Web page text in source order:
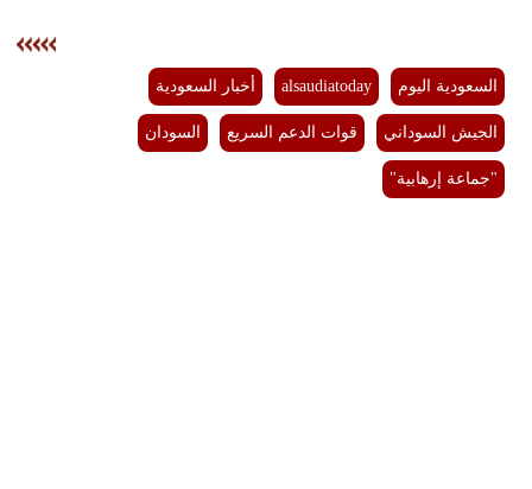
السعودية اليوم alsaudiatoday أخبار السعودية
الجيش السوداني قوات الدعم السريع السودان
"جماعة إرهابية"